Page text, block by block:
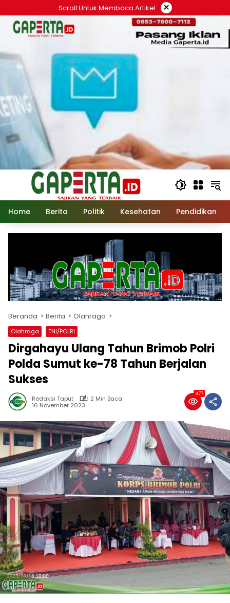
ke
konten
Scroll Untuk Membaca Artikel ×
Home Berita Politik Kesehatan Pendidikan
Beranda Berita Olahraga
Olahraga TNI/POLRI
Dirgahayu Ulang Tahun Brimob Polri
Polda Sumut ke-78 Tahun Berjalan
Sukses
Redaksi Taput
2 Min Baca
16 November 2023
477